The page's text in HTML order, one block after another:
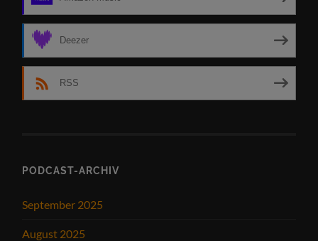
Deezer
RSS
PODCAST-ARCHIV
September 2025
August 2025